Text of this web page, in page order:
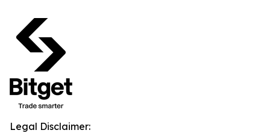
Legal Disclaimer: